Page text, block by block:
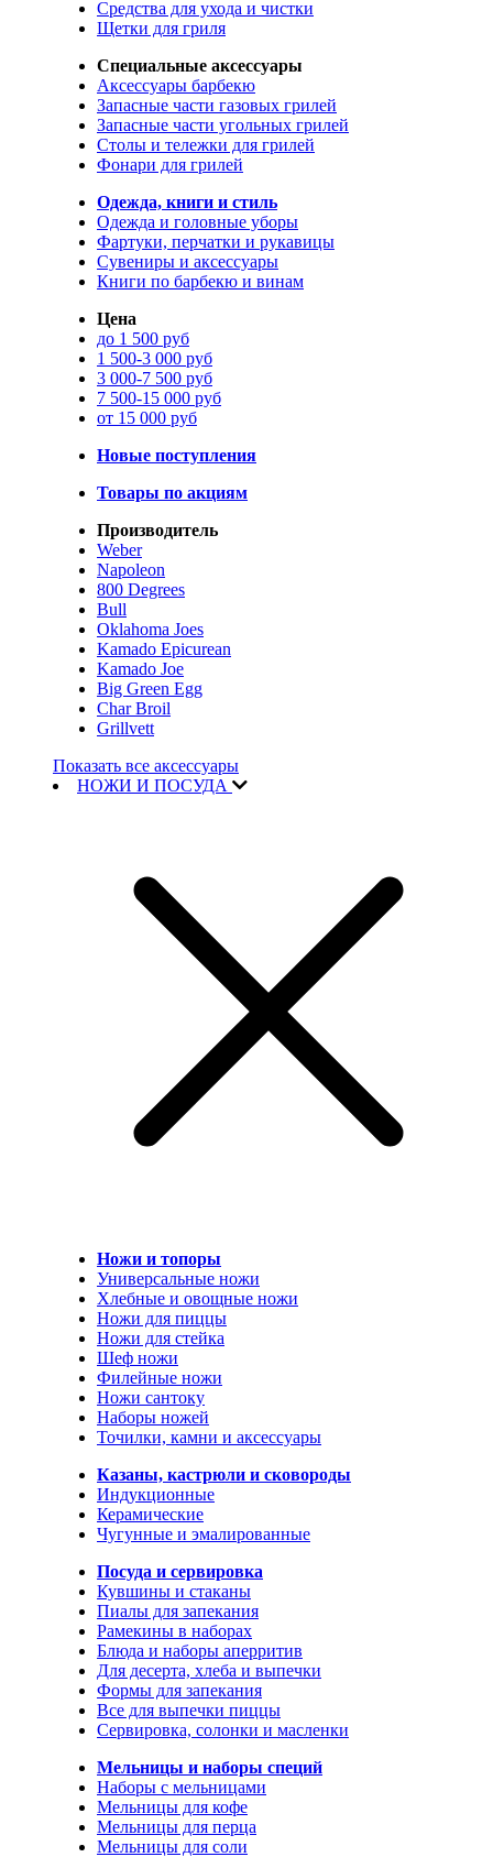
Средства для ухода и чистки
Щетки для гриля
Специальные аксессуары
Аксессуары барбекю
Запасные части газовых грилей
Запасные части угольных грилей
Столы и тележки для грилей
Фонари для грилей
Одежда, книги и стиль
Одежда и головные уборы
Фартуки, перчатки и рукавицы
Сувениры и аксессуары
Книги по барбекю и винам
Цена
до 1 500 руб
1 500-3 000 руб
3 000-7 500 руб
7 500-15 000 руб
от 15 000 руб
Новые поступления
Товары по акциям
Производитель
Weber
Napoleon
800 Degrees
Bull
Oklahoma Joes
Kamado Epicurean
Kamado Joe
Big Green Egg
Char Broil
Grillvett
Показать все аксессуары
НОЖИ И ПОСУДА
Ножи и топоры
Универсальные ножи
Хлебные и овощные ножи
Ножи для пиццы
Ножи для стейка
Шеф ножи
Филейные ножи
Ножи сантоку
Наборы ножей
Точилки, камни и аксессуары
Казаны, кастрюли и сковороды
Индукционные
Керамические
Чугунные и эмалированные
Посуда и сервировка
Кувшины и стаканы
Пиалы для запекания
Рамекины в наборах
Блюда и наборы аперритив
Для десерта, хлеба и выпечки
Формы для запекания
Все для выпечки пиццы
Сервировка, солонки и масленки
Мельницы и наборы специй
Наборы с мельницами
Мельницы для кофе
Мельницы для перца
Мельницы для соли